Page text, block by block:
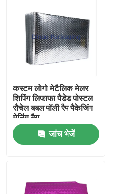
कस्टम लोगो मेटैलिक मेलर
शिपिंग लिफाफा पैडेड पोस्टल
सैचेल बबल पॉली रैप पैकेजिंग
मेलिंग बैग
जांच भेजें